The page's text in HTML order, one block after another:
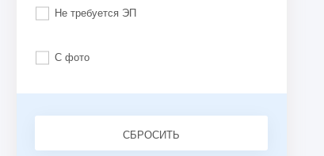
Не требуется ЭП
С фото
СБРОСИТЬ